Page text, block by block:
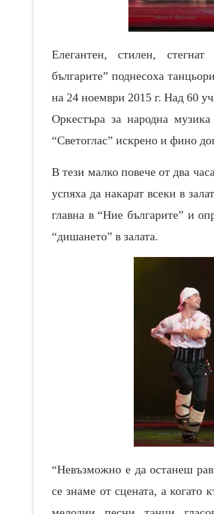
Елегантен, стилен,
българите” поднесоха
на 24 ноември 2015 г. Над 60
Оркестъра за народна
“Светоглас” искрено и фино
В тези малко повече от два
успяха да накарат всеки в
главна в “Ние българите” и
“дишането” в залата.
“Невъзможно е да останеш
се знаме от сцената, а когато